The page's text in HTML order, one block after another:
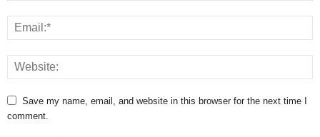
Save my name, email, and website in this browser for the next time I
comment.